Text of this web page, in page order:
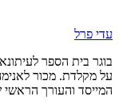
עדי פרל
בוגר בית הספר
על מקלדת. מכור
המייסד והעורך הראשי